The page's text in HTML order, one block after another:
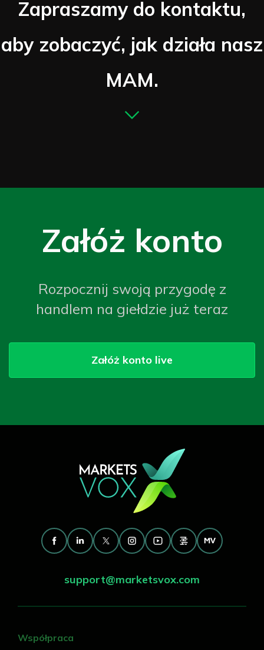
Zapraszamy do kontaktu,
aby zobaczyć, jak działa nasz
MAM.
Załóż konto
Rozpocznij swoją przygodę z
handlem na giełdzie już teraz
Załóż konto live
support@marketsvox.com
Współpraca